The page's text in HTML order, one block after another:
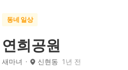
동네 일상
연희공원
새마녀 신현동 1년 전